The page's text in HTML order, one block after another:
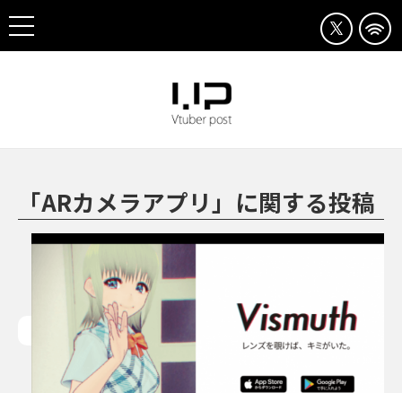
「ARカメラアプリ」に関する投稿